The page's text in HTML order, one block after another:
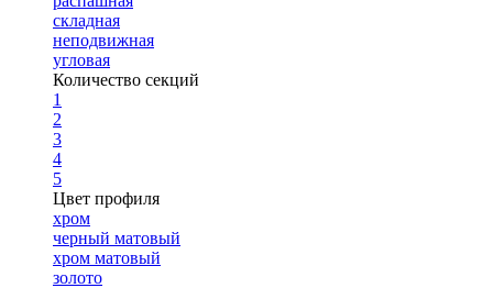
складная
неподвижная
угловая
Количество секций
1
2
3
4
5
Цвет профиля
хром
черный матовый
хром матовый
золото